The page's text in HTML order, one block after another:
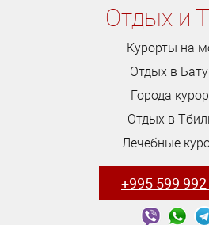
Отдых и
Курорты на
Отдых в
Города
Отдых в
Лечебные
+995 599